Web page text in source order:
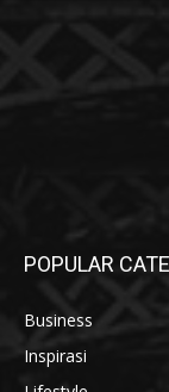
POPULAR
Business
Inspirasi